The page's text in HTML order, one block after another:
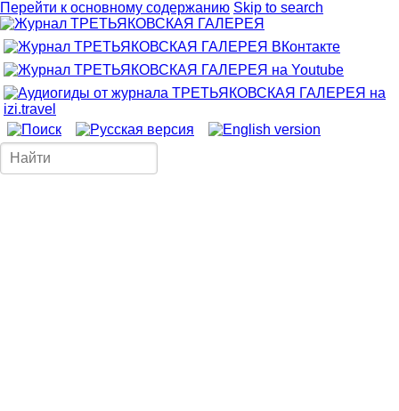
Перейти к основному содержанию Skip to search